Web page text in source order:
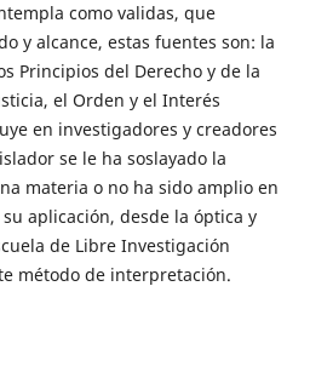
como validas, que
y alcance, estas fuentes son: la
Principios del Derecho y de la
el Orden y el Interés
en investigadores y creadores
se le ha soslayado la
materia o no ha sido amplio en
aplicación, desde la óptica y
de Libre Investigación
método de interpretación.